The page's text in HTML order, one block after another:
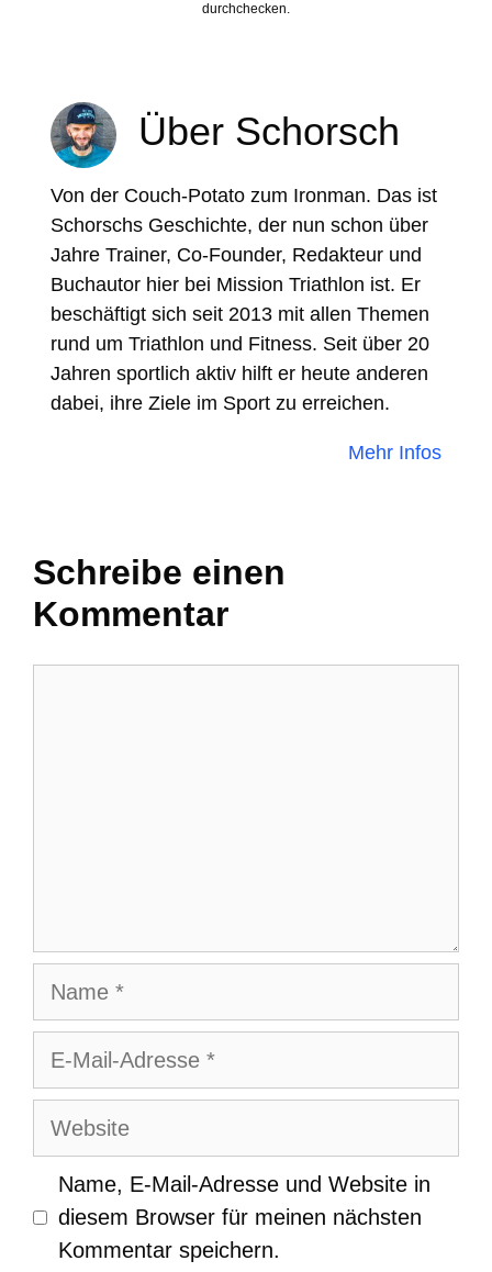
durchchecken.
Über Schorsch
Von der Couch-Potato zum Ironman. Das ist
Schorschs Geschichte, der nun schon über
Jahre Trainer, Co-Founder, Redakteur und
Buchautor hier bei Mission Triathlon ist. Er
beschäftigt sich seit 2013 mit allen Themen
rund um Triathlon und Fitness. Seit über 20
Jahren sportlich aktiv hilft er heute anderen
dabei, ihre Ziele im Sport zu erreichen.
Mehr Infos
Schreibe einen
Kommentar
Name
E-
Website
Name, E-Mail-Adresse und Website in
diesem Browser für meinen nächsten
Kommentar speichern.